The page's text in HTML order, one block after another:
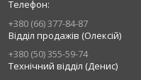
+380 (66) 377-84-87
Відділ продажів (Олексій)
+380 (50) 355-59-74
Технічний відділ (Денис)